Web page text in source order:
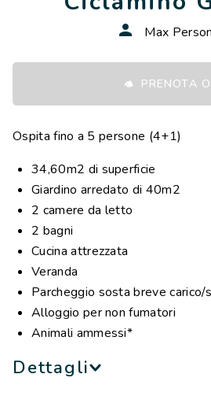
Cuscini e piumini letto
*in presenza di animali domestici,
finale è €90.
NB: le immagini hanno scopo
Max
PRENOTA
Ospita fino a 5 persone (4+1)
34,60m2 di superficie
Giardino arredato di 40m2
2 camere da letto
2 bagni
Cucina attrezzata
Veranda
Parcheggio sosta breve carico/
Alloggio per non fumatori
Animali ammessi*
Dettagli